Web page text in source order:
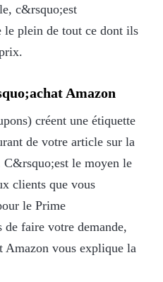
c&rsquo;est
plein de tout ce dont ils
Amazon
créent une étiquette
de votre article sur la
le moyen le
clients que vous
le Prime
faire votre demande,
Amazon vous explique la